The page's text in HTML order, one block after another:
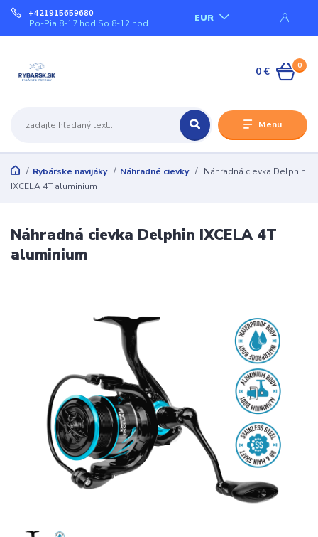
Menu
EUR
+421915659680
Po-Pia 8-17 hod.So 8-12 hod.
0
0 €
Rybárske navijáky Náhradné cievky
Náhradná cievka Delphin
IXCELA 4T aluminium
Náhradná cievka Delphin IXCELA 4T
aluminium